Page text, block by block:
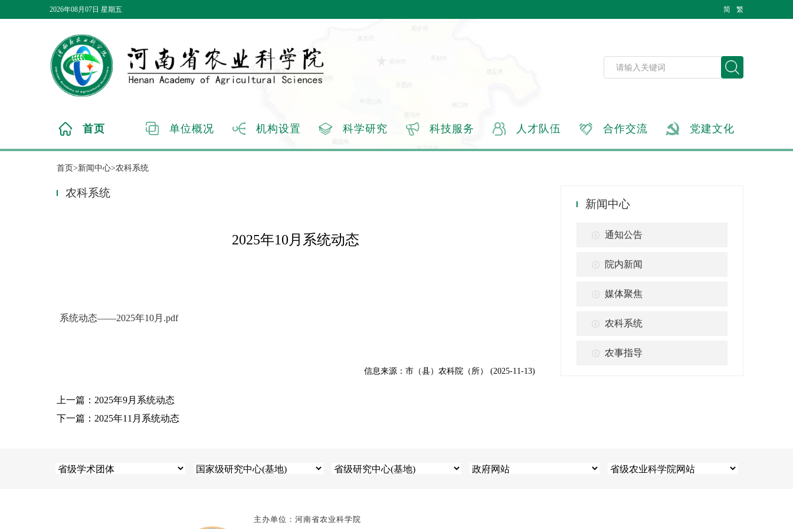
2026年08月07日 星期五 繁
简
首页 单位概况 机构设置 科学研究 科技服务 人才队伍 合作交流 党建文化
首页>新闻中心>农科系统
农科系统
2025年10月系统动态
系统动态——2025年10月.pdf
信息来源：市（县）农科院（所） (2025-11-13)
上一篇：2025年9月系统动态
下一篇：2025年11月系统动态
新闻中心
通知公告
院内新闻
媒体聚焦
农科系统
农事指导
主办单位：河南省农业科学院